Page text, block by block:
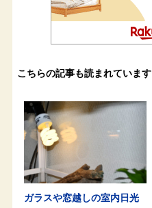
こちらの記事も読まれています
ガラスや窓越しの室内日光